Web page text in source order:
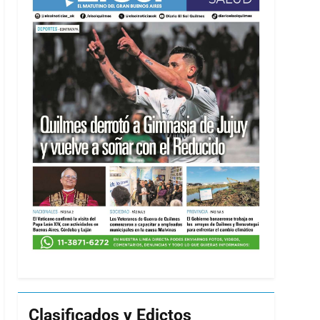
Clasificados y Edictos